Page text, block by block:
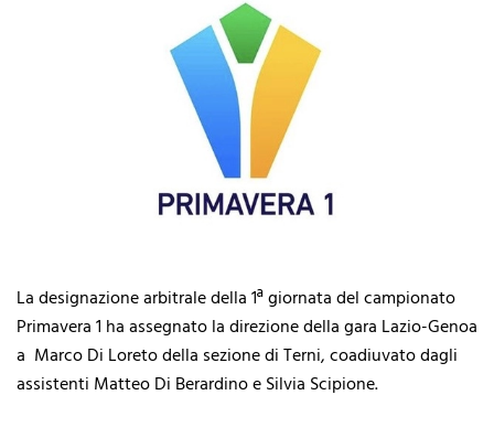
La designazione arbitrale della 1ª giornata del campionato
Primavera 1 ha assegnato la direzione della gara Lazio-Genoa
a Marco Di Loreto della sezione di Terni, coadiuvato dagli
assistenti Matteo Di Berardino e Silvia Scipione.